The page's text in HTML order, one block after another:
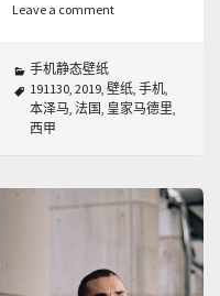
Leave a comment
手机静态壁纸
191130, 2019, 壁纸, 手机,
本泽马, 法国, 皇家马德里,
西甲